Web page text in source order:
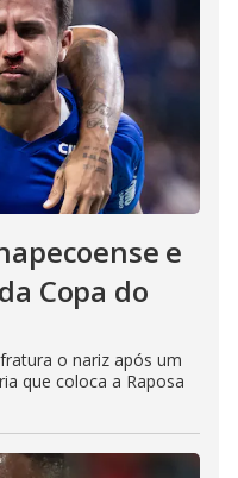
e
Copa do
o nariz após um
que coloca a Raposa